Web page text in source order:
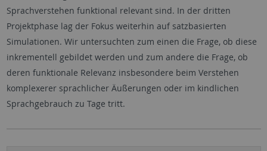
Sprachverstehen funktional relevant sind. In der dritten
Projektphase lag der Fokus weiterhin auf satzbasierten
Simulationen. Wir untersuchten zum einen die Frage, ob diese
inkrementell gebildet werden und zum andere die Frage, ob
deren funktionale Relevanz insbesondere beim Verstehen
komplexerer sprachlicher Äußerungen oder im kindlichen
Sprachgebrauch zu Tage tritt.